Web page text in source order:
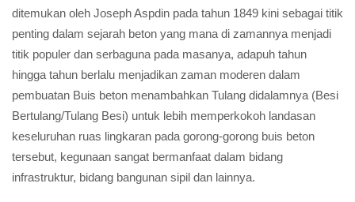
ditemukan oleh Joseph Aspdin pada tahun 1849 kini sebagai titik
penting dalam sejarah beton yang mana di zamannya menjadi
titik populer dan serbaguna pada masanya, adapuh tahun
hingga tahun berlalu menjadikan zaman moderen dalam
pembuatan Buis beton menambahkan Tulang didalamnya (Besi
Bertulang/Tulang Besi) untuk lebih memperkokoh landasan
keseluruhan ruas lingkaran pada gorong-gorong buis beton
tersebut, kegunaan sangat bermanfaat dalam bidang
infrastruktur, bidang bangunan sipil dan lainnya.